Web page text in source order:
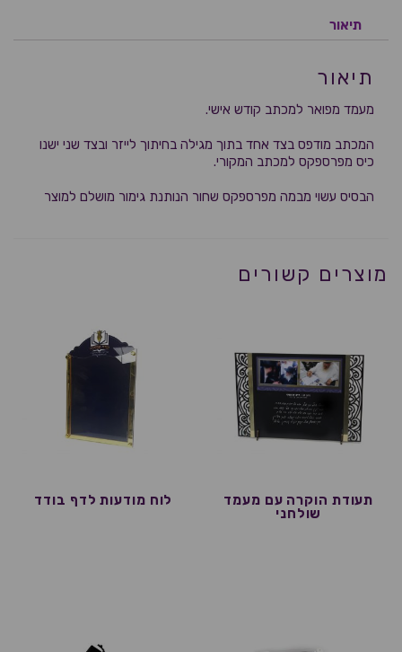
תיאור
תיאור
מעמד מפואר למכתב קודש אישי.
המכתב מודפס בצד אחד בתוך מגילה בחיתוך לייזר ובצד שני ישנו
כיס מפרספקס למכתב המקורי.
הבסיס עשוי מבמה מפרספקס שחור הנותנת גימור מושלם למוצר
מוצרים קשורים
תעודת הוקרה עם מעמד
שולחני
לוח מודעות לדף בודד